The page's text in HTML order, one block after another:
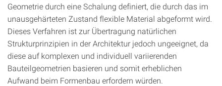
Geometrie durch eine Schalung definiert, die durch das im
unausgehärteten Zustand flexible Material abgeformt wird.
Dieses Verfahren ist zur Übertragung natürlichen
Strukturprinzipien in der Architektur jedoch ungeeignet, da
diese auf komplexen und individuell variierenden
Bauteilgeometrien basieren und somit erheblichen
Aufwand beim Formenbau erfordern würden.